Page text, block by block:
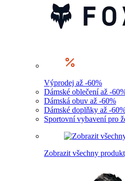
Výprodej až -60%
Dámské oblečení až -
Dámská obuv až -60%
Dámské doplňky až -
Sportovní vybavení pro
Zobrazit všechny